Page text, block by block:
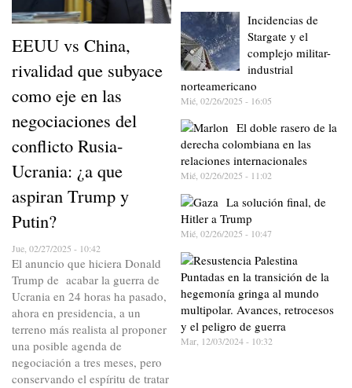
EEUU vs China,
rivalidad que subyace
como eje en las
negociaciones del
conflicto Rusia-
Ucrania: ¿a que
aspiran Trump y
Putin?
Jue, 02/27/2025 - 10:42
El anuncio que hiciera Donald
Trump de acabar la guerra de
Ucrania en 24 horas ha pasado,
ahora en presidencia, a un
terreno más realista al proponer
una posible agenda de
negociación a tres meses, pero
conservando el espíritu de tratar
Incidencias de
Stargate y el
complejo militar-
industrial
norteamericano
Mié, 02/26/2025 - 16:05
El doble rasero de la
derecha colombiana en las
relaciones internacionales
Mié, 02/26/2025 - 11:02
La solución final, de
Hitler a Trump
Mié, 02/26/2025 - 10:47
Puntadas en la transición de la
hegemonía gringa al mundo
multipolar. Avances, retrocesos
y el peligro de guerra
Mar, 12/03/2024 - 10:32